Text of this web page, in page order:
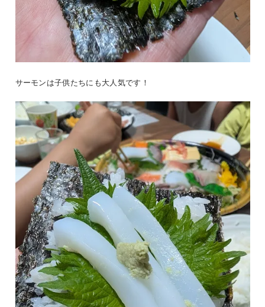
サーモンは子供たちにも大人気です！